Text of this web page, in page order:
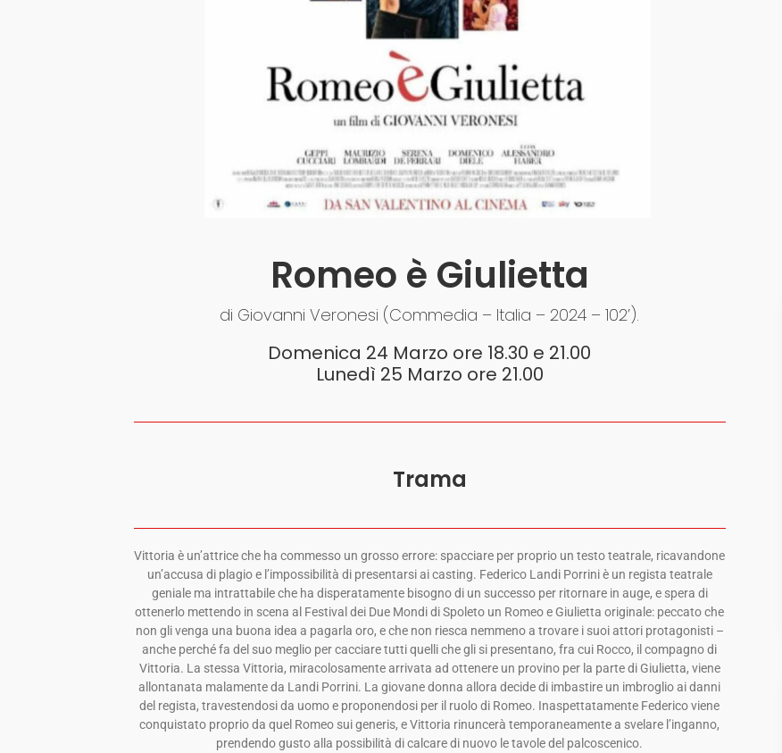
Romeo è Giulietta
di Giovanni Veronesi (Commedia – Italia – 2024 – 102’).
Domenica 24 Marzo ore 18.30 e 21.00
Lunedì 25 Marzo ore 21.00
Trama
Vittoria è un’attrice che ha commesso un grosso errore: spacciare per proprio un testo teatrale, ricavandone
un’accusa di plagio e l’impossibilità di presentarsi ai casting. Federico Landi Porrini è un regista teatrale
geniale ma intrattabile che ha disperatamente bisogno di un successo per ritornare in auge, e spera di
ottenerlo mettendo in scena al Festival dei Due Mondi di Spoleto un Romeo e Giulietta originale: peccato che
non gli venga una buona idea a pagarla oro, e che non riesca nemmeno a trovare i suoi attori protagonisti –
anche perché fa del suo meglio per cacciare tutti quelli che gli si presentano, fra cui Rocco, il compagno di
Vittoria. La stessa Vittoria, miracolosamente arrivata ad ottenere un provino per la parte di Giulietta, viene
allontanata malamente da Landi Porrini. La giovane donna allora decide di imbastire un imbroglio ai danni
del regista, travestendosi da uomo e proponendosi per il ruolo di Romeo. Inaspettatamente Federico viene
conquistato proprio da quel Romeo sui generis, e Vittoria rinuncerà temporaneamente a svelare l’inganno,
prendendo gusto alla possibilità di calcare di nuovo le tavole del palcoscenico.